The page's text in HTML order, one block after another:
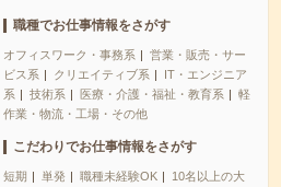
職種でお仕事情報をさがす
オフィスワーク・事務系
営業・販売・サー
ビス系
クリエイティブ系
IT・エンジニア
系
技術系 医療・介護・福祉・教育系
軽
作業・物流・工場・その他
こだわりでお仕事情報をさがす
短期 単発 職種未経験OK
10名以上の大